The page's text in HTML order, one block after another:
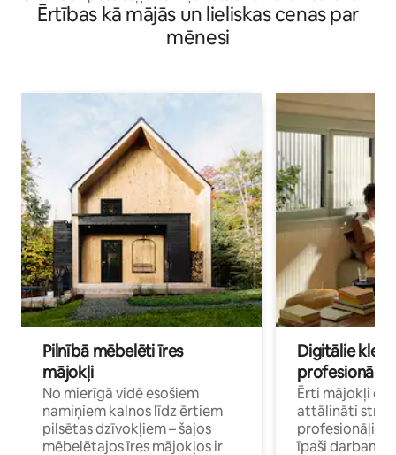
Ērtības kā mājās un lieliskas cenas par
mēnesi
Pilnībā mēbelēti īres
mājokļi
No mierīgā vidē esošiem
namiņiem kalnos līdz ērtiem
pilsētas dzīvokļiem – šajos
mēbelētajos īres mājokļos ir
Digitālie
profesionāļi
Ērti mājokļi
attālināti
īpaši darbam